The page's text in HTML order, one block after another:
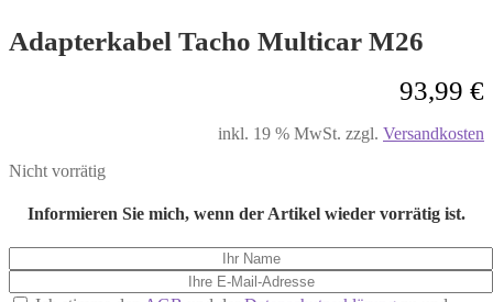
Adapterkabel Tacho Multicar M26
93,99 €
inkl. 19 % MwSt. zzgl. Versandkosten
Nicht vorrätig
Informieren Sie mich, wenn der Artikel wieder vorrätig ist.